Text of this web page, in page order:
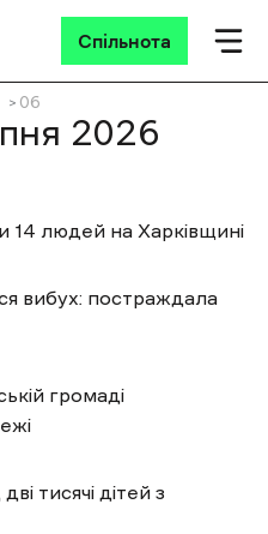
Спільнота
06
2026
14 людей на Харківщині
вибух: постраждала
громаді
тисячі дітей з